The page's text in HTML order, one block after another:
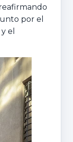
por el
el